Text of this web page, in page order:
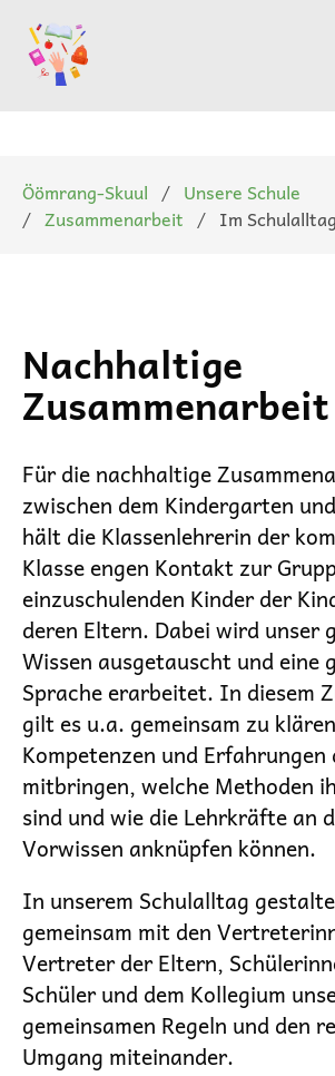
Öömrang-Skuul
Unsere Schule
Zusammenarbeit
Im Schulalltag
Nachhaltige
Zusammenarbeit
Für die nachhaltige
zwischen dem Kindergarten
hält die Klassenlehrerin der
Klasse engen Kontakt zur
einzuschulenden Kinder der
deren Eltern. Dabei wird unser
Wissen ausgetauscht und eine
Sprache erarbeitet. In diesem
gilt es u.a. gemeinsam zu
Kompetenzen und Erfahrungen
mitbringen, welche Methoden
sind und wie die Lehrkräfte an
Vorwissen anknüpfen können.
In unserem Schulalltag
gemeinsam mit den
Vertreter der Eltern,
Schüler und dem Kollegium
gemeinsamen Regeln und den
Umgang miteinander.